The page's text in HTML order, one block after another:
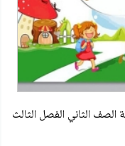
الصف الثاني الفصل الثالث